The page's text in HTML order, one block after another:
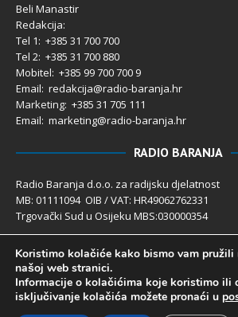
Beli Manastir
Redakcija:
Tel 1: +385 31 700 700
Tel 2: +385 31 700 880
Mobitel: +385 99 700 700 9
Email: redakcija@radio-baranja.hr
Marketing: +385 31 705 111
Email: marketing@radio-baranja.hr
RADIO BARANJA
Radio Baranja d.o.o. za radijsku djelatnost
MB: 01111094 OIB / VAT: HR49062762331
Trgovački Sud u Osijeku MBS:030000354
Temeljni kapital 2.600,00 € uplaćen u cijelosti
Poslovni račun PBZ: 2340009-1100121402
IBAN: HR4123400091100121402
Uprava društva: Ivanka Rusan
Koristimo kolačiće kako bismo vam pružili
našoj web stranici.
Informacije o kolačićima koje koristimo ili
isključivanje kolačića možete pronaći u